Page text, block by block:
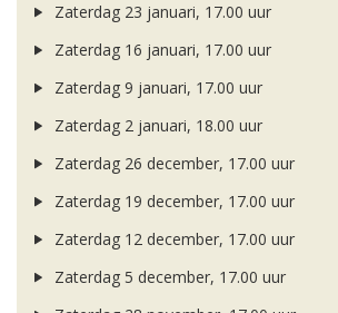
Zaterdag 23 januari, 17.00 uur
Zaterdag 16 januari, 17.00 uur
Zaterdag 9 januari, 17.00 uur
Zaterdag 2 januari, 18.00 uur
Zaterdag 26 december, 17.00 uur
Zaterdag 19 december, 17.00 uur
Zaterdag 12 december, 17.00 uur
Zaterdag 5 december, 17.00 uur